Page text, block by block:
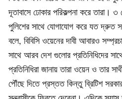
দূতাবাসে ঢোকার পরিকল্পনা করে তারা।
পুলিশের সাথে যোগাযোগ করে যত দ্রুত
বলে, বিবিসি ওয়েনের দাবী আবারও
সাথে আরব দেশ গুলোর প্রতিনিধিদের
প্রতিনিধিরা জানায় তারা ওয়েন ও তার
পৌঁছে দিতে প্রস্তত কিন্তু ব্রিটিশ